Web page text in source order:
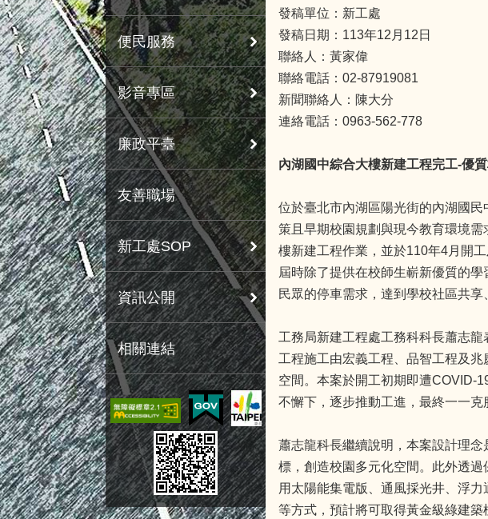
便民服務
影音專區
廉政平臺
友善職場
新工處SOP
資訊公開
相關連結
發稿單位：新工處
發稿日期：113年12月12日
聯絡人：黃家偉
聯絡電話：02-87919081
新聞聯絡人：陳大分
連絡電話：0963-562-778
內湖國中綜合大樓新建工程完工-優
位於臺北市內湖區陽光街的內湖國
策且早期校園規劃與現今教育環境
樓新建工程作業，並於110年4月開
屆時除了提供在校師生嶄新優質的
民眾的停車需求，達到學校社區共享
工務局新建工程處工務科科長蕭志
工程施工由宏義工程、品智工程及
空間。本案於開工初期即遭COVID-
不懈下，逐步推動工進，最終一一克
蕭志龍科長繼續說明，本案設計理
標，創造校園多元化空間。此外透
用太陽能集電版、通風採光井、浮
等方式，預計將可取得黃金級綠建築